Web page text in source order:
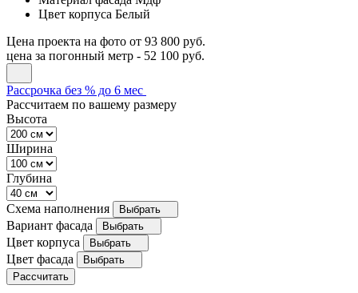
Цвет корпуса Белый
Цена проекта на фото от 93 800 руб.
цена за погонный метр - 52 100 руб.
Рассрочка без % до 6 мес
Рассчитаем по вашему размеру
Высота
Ширина
Глубина
Схема наполнения Выбрать
Вариант фасада Выбрать
Цвет корпуса Выбрать
Цвет фасада
Выбрать
Рассчитать